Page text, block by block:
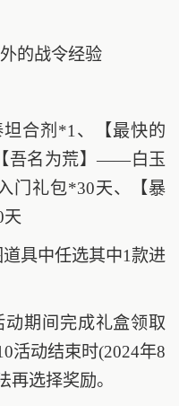
的战令经验
剂*1、【最快的
吾名为荒】——白玉
门礼包*30天、【暴
具中任选其中1款进
期间完成礼盒领取
活动结束时(2024年8
再选择奖励。